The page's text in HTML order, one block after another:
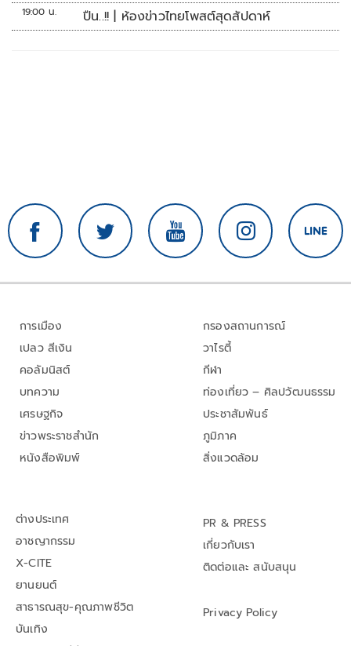
19:00 น. ปืน..!! | ห้องข่าวไทยโพสต์สุดสัปดาห์
การเมือง
เปลว สีเงิน
คอลัมนิสต์
บทความ
เศรษฐกิจ
ข่าวพระราชสำนัก
หนังสือพิมพ์
กรองสถานการณ์
วาไรตี้
กีฬา
ท่องเที่ยว – ศิลปวัฒนธรรม
ประชาสัมพันธ์
ภูมิภาค
สิ่งแวดล้อม
ต่างประเทศ
อาชญากรรม
X-CITE
ยานยนต์
สาธารณสุข-คุณภาพชีวิต
บันเทิง
PR & PRESS
เกี่ยวกับเรา
ติดต่อและ สนับสนุน
Privacy Policy